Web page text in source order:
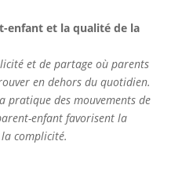
enfant et la qualité de la
et de partage où parents
en dehors du quotidien.
pratique des mouvements de
enfant favorisent la
complicité.